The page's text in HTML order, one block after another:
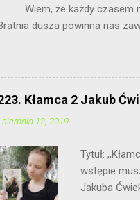
Wiem, że każdy czasem
dusza
Kłamca 2 Jakub
sierpnia 12, 2019
Tytuł:
wstępie
Jakuba